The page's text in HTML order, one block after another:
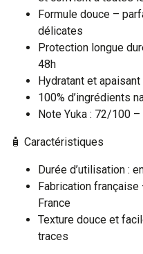
Formule douce –
délicates
Protection longue
48h
Hydratant et
100% d’ingrédients
Note Yuka : 72/100
🧴 Caractéristiques
Durée d’utilisation :
Fabrication
France
Texture douce et
traces